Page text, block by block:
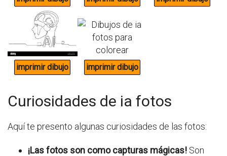
Curiosidades de ia fotos
Aquí te presento algunas curiosidades de las fotos:
¡Las fotos son como capturas mágicas! Son